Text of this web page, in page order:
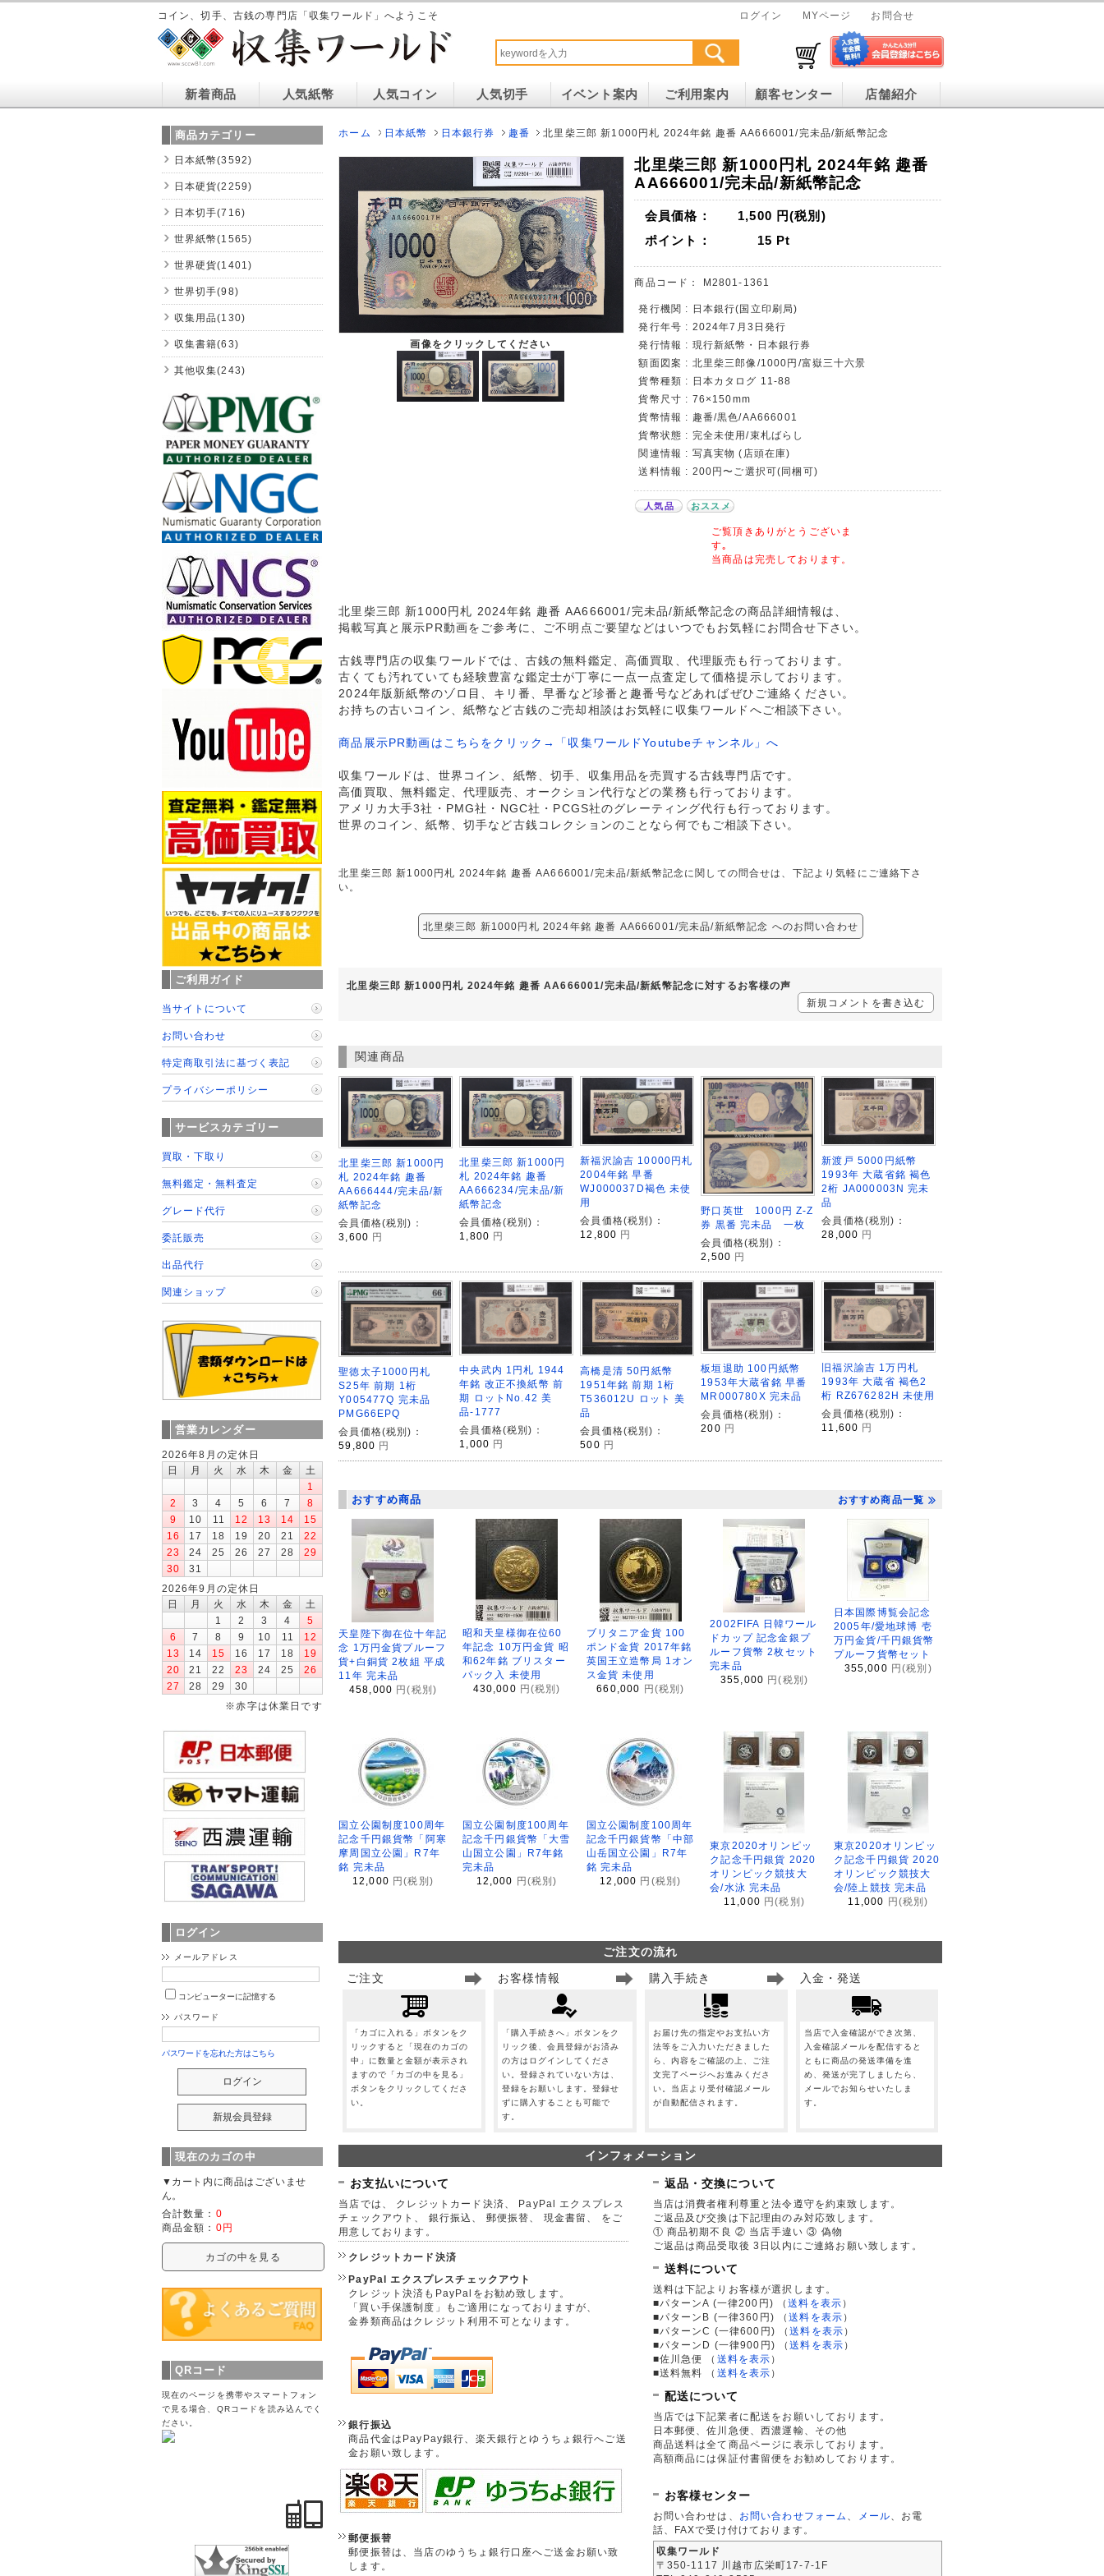
コイン、切手、古銭の専門店「収集ワールド」へようこそ ログイン MYページ お問合せ
新着商品 人気紙幣 人気コイン 人気切手 イベント案内 ご利用案内 顧客センター 店舗紹介
ホーム 日本紙幣 日本銀行券 趣番 北里柴三郎 新1000円札 2024年銘 趣番 AA666001/完未品/新紙幣記念
画像をクリックしてください
北里柴三郎 新1000円札 2024年銘 趣番
AA666001/完未品/新紙幣記念
会員価格： 1,500 円(税別)
ポイント：
15 Pt
商品コード： M2801-1361
発行機関 : 日本銀行(国立印刷局)
発行年号 : 2024年7月3日発行
発行情報 : 現行新紙幣・日本銀行券
額面図案 : 北里柴三郎像/1000円/富嶽三十六景
貨幣種類 : 日本カタログ 11-88
貨幣尺寸 : 76×150mm
貨幣情報 : 趣番/黒色/AA666001
貨幣状態 : 完全未使用/束札ばらし
関連情報 : 写真実物 (店頭在庫)
送料情報 : 200円〜ご選択可(同梱可)
人気品 おススメ
ご覧頂きありがとうございま
す｡
当商品は完売しております。
北里柴三郎 新1000円札 2024年銘 趣番 AA666001/完未品/新紙幣記念の商品詳細情報は、
掲載写真と展示PR動画をご参考に、ご不明点ご要望などはいつでもお気軽にお問合せ下さい。
古銭専門店の収集ワールドでは、古銭の無料鑑定、高価買取、代理販売も行っております。
古くても汚れていても経験豊富な鑑定士が丁寧に一点一点査定して価格提示しております。
2024年版新紙幣のゾロ目、キリ番、早番など珍番と趣番号などあればぜひご連絡ください。
お持ちの古いコイン、紙幣など古銭のご売却相談はお気軽に収集ワールドへご相談下さい。
商品展示PR動画はこちらをクリック→「収集ワールドYoutubeチャンネル」へ
収集ワールドは、世界コイン、紙幣、切手、収集用品を売買する古銭専門店です。
高価買取、無料鑑定、代理販売、オークション代行などの業務も行っております。
アメリカ大手3社・PMG社・NGC社・PCGS社のグレーティング代行も行っております。
世界のコイン、紙幣、切手など古銭コレクションのことなら何でもご相談下さい。
北里柴三郎 新1000円札 2024年銘 趣番 AA666001/完未品/新紙幣記念に関しての問合せは、下記より気軽にご連絡下さ
い。
北里柴三郎 新1000円札 2024年銘 趣番 AA666001/完未品/新紙幣記念 へのお問い合わせ
北里柴三郎 新1000円札 2024年銘 趣番 AA666001/完未品/新紙幣記念に対するお客様の声
新規コメントを書き込む
関連商品
北里柴三郎 新1000円
札 2024年銘 趣番
AA666444/完未品/新
紙幣記念
会員価格(税別)：
3,600 円
北里柴三郎 新1000円
札 2024年銘 趣番
AA666234/完未品/新
紙幣記念
会員価格(税別)：
1,800 円
新福沢諭吉 10000円札
2004年銘 早番
WJ000037D褐色 未使
用
会員価格(税別)：
12,800 円
野口英世 1000円 Z-Z
券 黒番 完未品 一枚
会員価格(税別)：
2,500 円
新渡戸 5000円紙幣
1993年 大蔵省銘 褐色
2桁 JA000003N 完未
品
会員価格(税別)：
28,000 円
聖徳太子1000円札
S25年 前期 1桁
Y005477Q 完未品
PMG66EPQ
会員価格(税別)：
59,800 円
中央武内 1円札 1944
年銘 改正不換紙幣 前
期 ロットNo.42 美
品-1777
会員価格(税別)：
1,000 円
高橋是清 50円紙幣
1951年銘 前期 1桁
T536012U ロット 美
品
会員価格(税別)：
500 円
板垣退助 100円紙幣
1953年大蔵省銘 早番
MR000780X 完未品
会員価格(税別)：
200 円
旧福沢諭吉 1万円札
1993年 大蔵省 褐色2
桁 RZ676282H 未使用
会員価格(税別)：
11,600 円
おすすめ商品 おすすめ商品一覧
天皇陛下御在位十年記
念 1万円金貨プルーフ
貨+白銅貨 2枚組 平成
11年 完未品
458,000 円(税別)
昭和天皇様御在位60
年記念 10万円金貨 昭
和62年銘 ブリスター
パック入 未使用
430,000 円(税別)
ブリタニア金貨 100
ポンド金貨 2017年銘
英国王立造幣局 1オン
ス金貨 未使用
660,000 円(税別)
2002FIFA 日韓ワール
ドカップ 記念金銀プ
ルーフ貨幣 2枚セット
完未品
355,000 円(税別)
日本国際博覧会記念
2005年/愛地球博 壱
万円金貨/千円銀貨幣
プルーフ貨幣セット
355,000 円(税別)
国立公園制度100周年
記念千円銀貨幣「阿寒
摩周国立公園」R7年
銘 完未品
12,000 円(税別)
国立公園制度100周年
記念千円銀貨幣「大雪
山国立公園」R7年銘
完未品
12,000 円(税別)
国立公園制度100周年
記念千円銀貨幣「中部
山岳国立公園」R7年
銘 完未品
12,000 円(税別)
東京2020オリンピッ
ク記念千円銀貨 2020
オリンピック競技大
会/水泳 完未品
11,000 円(税別)
東京2020オリンピッ
ク記念千円銀貨 2020
オリンピック競技大
会/陸上競技 完未品
11,000 円(税別)
ご注文の流れ
ご注文
「カゴに入れる」ボタンをク
リックすると「現在のカゴの
中」に数量と金額が表示され
ますので「カゴの中を見る」
ボタンをクリックしてくださ
い。
お客様情報
「購入手続きへ」ボタンをク
リック後、会員登録がお済み
の方はログインしてくださ
い。登録されていない方は、
登録をお願いします。登録せ
ずに購入することも可能で
す。
購入手続き
お届け先の指定やお支払い方
法等をご入力いただきました
ら、内容をご確認の上、ご注
文完了ページへお進みくださ
い。当店より受付確認メール
が自動配信されます。
入金・発送
当店で入金確認ができ次第、
入金確認メールを配信すると
ともに商品の発送準備を進
め、発送が完了しましたら、
メールでお知らせいたしま
す。
インフォメーション
お支払いについて
当店では、 クレジットカード決済、 PayPal エクスプレス
チェックアウト、 銀行振込、 郵便振替、 現金書留、 をご
用意しております。
クレジットカード決済
PayPal エクスプレスチェックアウト
クレジット決済もPayPalをお勧め致します。
「買い手保護制度」もご適用になっておりますが、
金券類商品はクレジット利用不可となります。
銀行振込
商品代金はPayPay銀行、楽天銀行とゆうちょ銀行へご送
金お願い致します。
郵便振替
郵便振替は、当店のゆうちょ銀行口座へご送金お願い致
します。
返品・交換について
当店は消費者権利尊重と法令遵守を約束致します。
ご返品及び交換は下記理由のみ対応致します。
① 商品初期不良 ② 当店手違い ③ 偽物
ご返品は商品受取後 3日以内にご連絡お願い致します。
送料について
送料は下記よりお客様が選択します。
■パターンA (一律200円)
（送料を表示 ）
■パターンB (一律360円)
（送料を表示 ）
■パターンC (一律600円)
（送料を表示 ）
■パターンD (一律900円)
（送料を表示 ）
■佐川急便
（ 送料を表示 ）
■送料無料
（ 送料を表示 ）
配送について
当店では下記業者に配送をお願いしております。
日本郵便、佐川急便、西濃運輸、その他
商品送料は全て商品ページに表示しております。
高額商品には保証付書留便をお勧めしております。
お客様センター
お問い合わせは、 お問い合わせフォーム メール 、お電
話、FAXで受け付けております。
収集ワールド
〒350-1117 川越市広栄町17-7-1F
商品カテゴリー
日本紙幣(3592)
日本硬貨(2259)
日本切手(716)
世界紙幣(1565)
世界硬貨(1401)
世界切手(98)
収集用品(130)
収集書籍(63)
其他収集(243)
ご利用ガイド
当サイトについて
お問い合わせ
特定商取引法に基づく表記
プライバシーポリシー
サービスカテゴリー
買取・下取り
無料鑑定・無料査定
グレード代行
委託販売
出品代行
関連ショップ
営業カレンダー
2026年8月の定休日
日
月 火 水 木 金
土
1
2
3 4 5 6 7
8
9
10 11 12 13 14
15
16
17 18 19 20 21
22
23
24 25 26 27 28
29
30
31
2026年9月の定休日
日
月 火 水 木 金
土
1
2 3 4
5
6
7 8 9 10 11
12
13
14 15 16 17 18
19
20
21 22 23 24 25
26
27
28 29
30
※赤字は休業日です
ログイン
メールアドレス
コンピューターに記憶する
パスワード
パスワードを忘れた方はこちら
現在のカゴの中
▼カート内に商品はございませ
ん。
合計数量： 0
商品金額： 0円
カゴの中を見る
QRコード
現在のページを携帯やスマートフォン
で見る場合、QRコードを読み込んでく
ださい。